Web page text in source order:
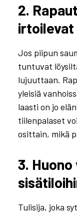
2.
Jos piipun
tuntuvat
lujuuttaan.
yleisiä
laasti on jo
tiilenpalaset
osittain, mikä
3.
Tulisija, joka